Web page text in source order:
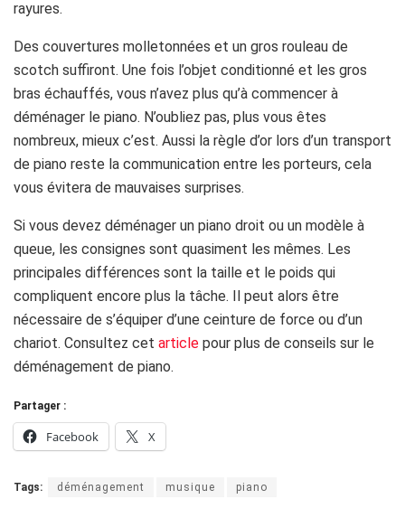
rayures.
Des couvertures molletonnées et un gros rouleau de
scotch suffiront. Une fois l’objet conditionné et les gros
bras échauffés, vous n’avez plus qu’à commencer à
déménager le piano. N’oubliez pas, plus vous êtes
nombreux, mieux c’est. Aussi la règle d’or lors d’un transport
de piano reste la communication entre les porteurs, cela
vous évitera de mauvaises surprises.
Si vous devez déménager un piano droit ou un modèle à
queue, les consignes sont quasiment les mêmes. Les
principales différences sont la taille et le poids qui
compliquent encore plus la tâche. Il peut alors être
nécessaire de s’équiper d’une ceinture de force ou d’un
chariot. Consultez cet article pour plus de conseils sur le
déménagement de piano.
Partager :
Facebook X
Tags: déménagement musique piano